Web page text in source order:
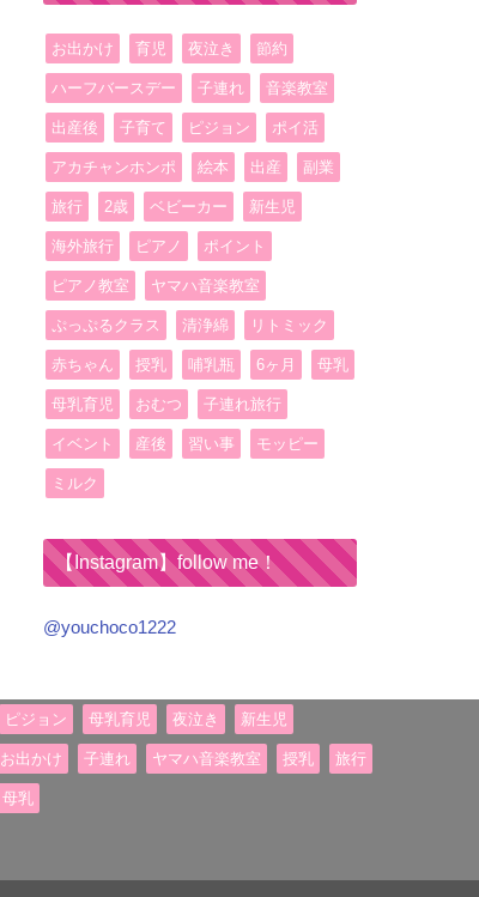
お出かけ 育児 夜泣き 節約
ハーフバースデー 子連れ 音楽教室
出産後 子育て ピジョン ポイ活
アカチャンホンポ 絵本 出産 副業
旅行 2歳 ベビーカー 新生児
海外旅行 ピアノ ポイント
ピアノ教室 ヤマハ音楽教室
ぷっぷるクラス 清浄綿 リトミック
赤ちゃん 授乳 哺乳瓶 6ヶ月 母乳
母乳育児 おむつ 子連れ旅行
イベント 産後 習い事 モッピー
ミルク
【Instagram】follow me！
@youchoco1222
ピジョン 母乳育児 夜泣き 新生児
お出かけ 子連れ ヤマハ音楽教室 授乳 旅行
母乳